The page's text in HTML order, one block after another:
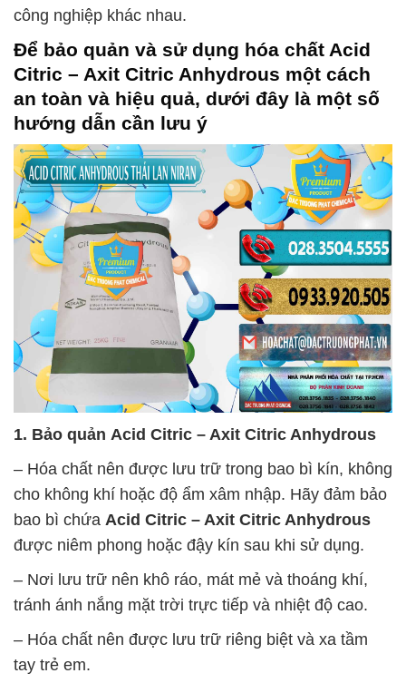
công nghiệp khác nhau.
Để bảo quản và sử dụng hóa chất Acid
Citric – Axit Citric Anhydrous một cách
an toàn và hiệu quả, dưới đây là một số
hướng dẫn cần lưu ý
1. Bảo quản Acid Citric – Axit Citric Anhydrous
– Hóa chất nên được lưu trữ trong bao bì kín, không
cho không khí hoặc độ ẩm xâm nhập. Hãy đảm bảo
bao bì chứa Acid Citric – Axit Citric Anhydrous
được niêm phong hoặc đậy kín sau khi sử dụng.
– Nơi lưu trữ nên khô ráo, mát mẻ và thoáng khí,
tránh ánh nắng mặt trời trực tiếp và nhiệt độ cao.
– Hóa chất nên được lưu trữ riêng biệt và xa tầm
tay trẻ em.